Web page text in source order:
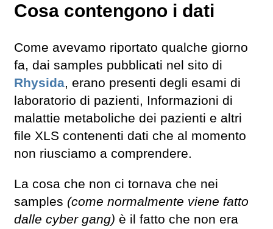
Cosa contengono i dati
Come avevamo riportato qualche giorno
fa, dai samples pubblicati nel sito di
Rhysida, erano presenti degli esami di
laboratorio di pazienti, Informazioni di
malattie metaboliche dei pazienti e altri
file XLS contenenti dati che al momento
non riusciamo a comprendere.
La cosa che non ci tornava che nei
samples (come normalmente viene fatto
dalle cyber gang) è il fatto che non era